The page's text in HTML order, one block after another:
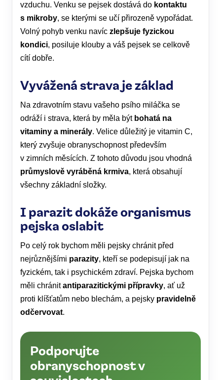
vzduchu. Venku se pejsek dostává do kontaktu
s mikroby, se kterými se učí přirozeně vypořádat.
Volný pohyb venku navíc zlepšuje fyzickou
kondici, posiluje klouby a váš pejsek se celkově
cítí dobře.
Vyvážená strava je základ
Na zdravotním stavu vašeho psího miláčka se
odráží i strava, která by měla být bohatá na
vitaminy a minerály. Velice důležitý je vitamin C,
který zvyšuje obranyschopnost především
v zimních měsících. Z tohoto důvodu jsou vhodná
průmyslově vyráběná krmiva, která obsahují
všechny základní složky.
I parazit dokáže organismus
pejska oslabit
Po celý rok bychom měli pejsky chránit před
nejrůznějšími parazity, kteří se podepisují jak na
fyzickém, tak i psychickém zdraví. Pejska bychom
měli chránitantiparazitickými přípravky, ať už
proti klíšťatům nebo blechám, a pejsky pravidelně
odčervovat.
Podporujte
obranyschopnost v